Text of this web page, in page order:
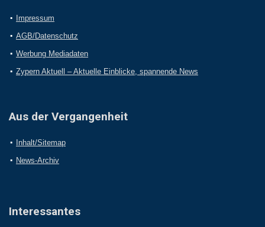
Impressum
AGB/Datenschutz
Werbung Mediadaten
Zypern Aktuell – Aktuelle Einblicke, spannende News
Aus der Vergangenheit
Inhalt/Sitemap
News-Archiv
Interessantes